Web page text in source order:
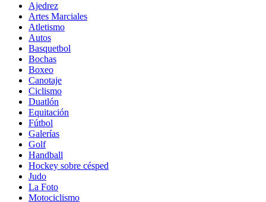
Ajedrez
Artes Marciales
Atletismo
Autos
Basquetbol
Bochas
Boxeo
Canotaje
Ciclismo
Duatlón
Equitación
Fútbol
Galerías
Golf
Handball
Hockey sobre césped
Judo
La Foto
Motociclismo